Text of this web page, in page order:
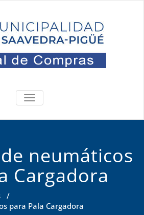
Portal
Oficina de Compras
ALTERNAR
NAVEGACIÓN
neumáticos
Cargadora
/
para Pala Cargadora